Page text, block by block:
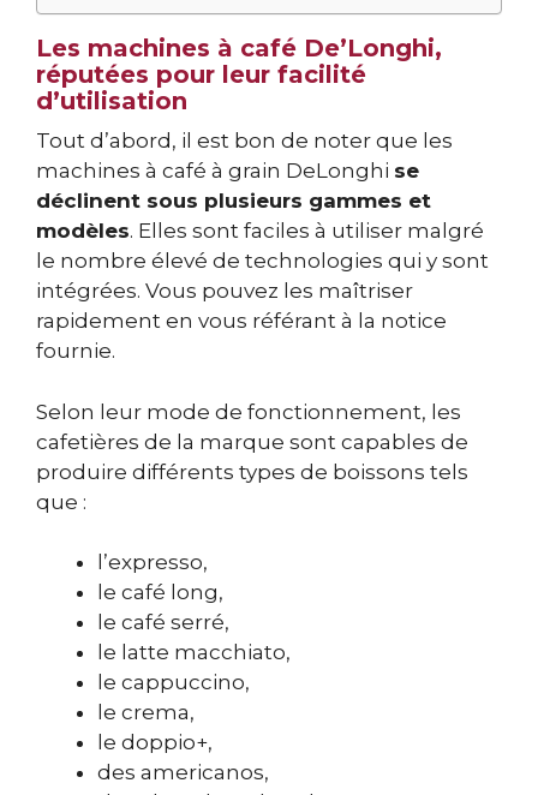
Les machines à café De’Longhi,
réputées pour leur facilité
d’utilisation
Tout d’abord, il est bon de noter que les
machines à café à grain DeLonghi se
déclinent sous plusieurs gammes et
modèles. Elles sont faciles à utiliser malgré
le nombre élevé de technologies qui y sont
intégrées. Vous pouvez les maîtriser
rapidement en vous référant à la notice
fournie.
Selon leur mode de fonctionnement, les
cafetières de la marque sont capables de
produire différents types de boissons tels
que :
l’expresso,
le café long,
le café serré,
le latte macchiato,
le cappuccino,
le crema,
le doppio+,
des americanos,